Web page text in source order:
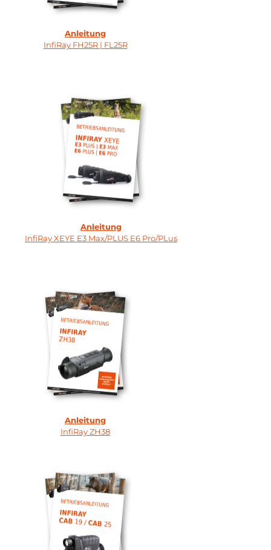
Anleitung
InfiRay FH25R | FL25R
Anleitung
InfiRay XEYE E3 Max/PLUS E6 Pro/PLus
Anleitung
InfiRay ZH38